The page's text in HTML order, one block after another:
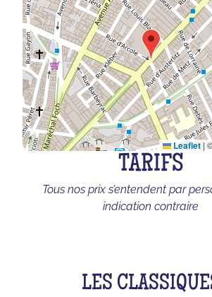
Leaflet |
TARIFS
Tous nos prix s’entendent par
indication contraire
LES